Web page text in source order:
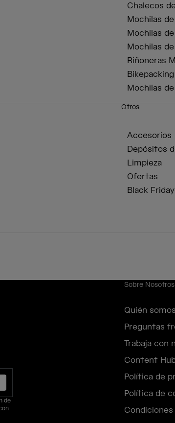
Chalecos
Mochilas
Mochilas
Mochilas
Riñoneras
Bikepacking
Mochilas
Otros
Accesorios
Depósitos
Limpieza
Ofertas
Black Friday
de
Sobre Nosotros
Quién somos
Preguntas
Trabaja con
Content
Política de
Política de